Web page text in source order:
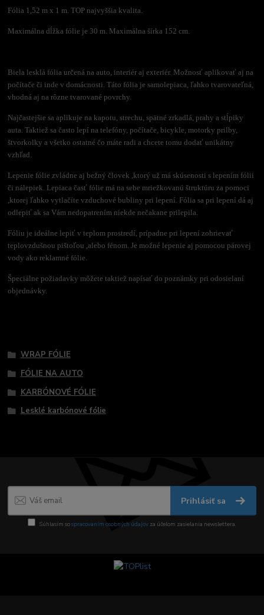
Fólia 1,52 m x 1 m. TOP najvyššia kvalita.
Maximálna dĺžka fólie je 30 m. Maximálna šírka 152 cm.
Biela lesklá fólia určená na auto, interiér aj exteriér. Možnosť aplikovať aj na
počítače či inde v domácnosti. Táto fólia je samolepiaca, ľahko tvarovateľná,
vhodná aj na rôzne tvarované povrchy.
Najčastejšie sa aplikuje na kapotu, strechu, spätné zrkadlá, prahy a stĺpiky
auta. Taktiež sa často lepí na telefóny, počítače, bicykle, motorky prilby,
štvorkolky a všetko ostatné čo máte radi a chcete tomu dodať unikátny
vzhľad.
Lepenie fólie zvládne aj bežný človek ,ktorý už má skúsenosti s lepením fólii
či nálepiek. Lepiaca časť fólie má na sebe mriežkovanú štruktúru za pomoci
,ktorej ľahko vytlačíte vzduchové bubliny pri lepení. Fólia sa pri lepení dá aj
odlepiť ak sa Vám nedopatrením niekde nečakane prilepila.
Fóliu je ideálne lepiť v teplom prostredí, prípadne pri lepení zohrievať
teplovzdušnou pištoľou ,alebo fénom. Je možné lepenie aj pomocou párovej
vody ako reklamné fólie.
Špeciálne požiadavky môžete taktiež napísať do poznámky pri odosielaní
objednávky.
WRAP FÓLIE
FÓLIE NA AUTO
KARBÓNOVÉ FÓLIE
Lesklé karbónové fólie
Prihlásiť sa
Súhlasím sospracovaním osobných údajov za účelom zasielania newslettera.